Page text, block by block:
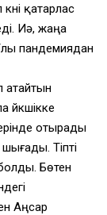
қатарлас
Иә, жаңа
пандемиядан
атайтын
отырады
Тіпті
Бөтен
Аңсар